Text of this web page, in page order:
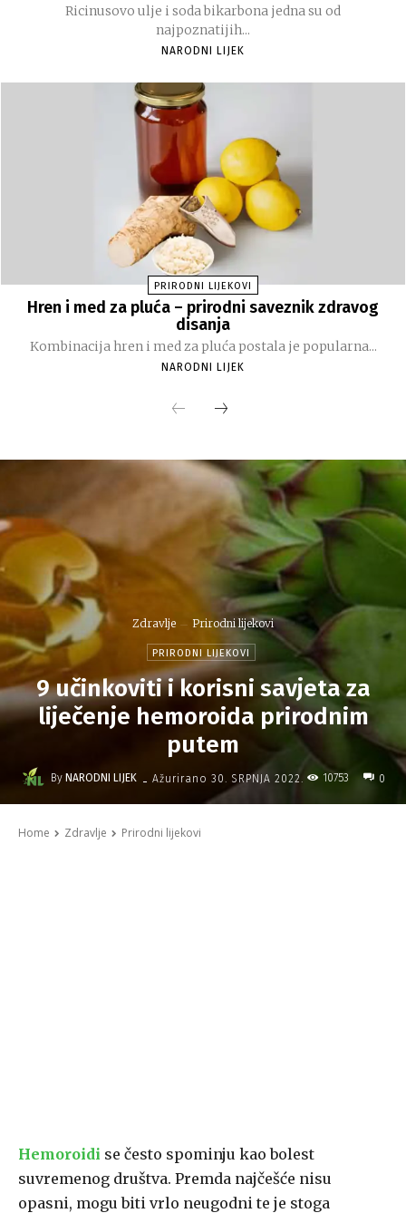
Ricinusovo ulje i soda bikarbona jedna su od
najpoznatijih...
NARODNI LIJEK
PRIRODNI LIJEKOVI
Hren i med za pluća – prirodni saveznik zdravog
disanja
Kombinacija hren i med za pluća postala je popularna...
NARODNI LIJEK